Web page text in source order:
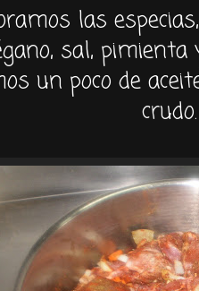
las
sal,
un poco de
crudo.